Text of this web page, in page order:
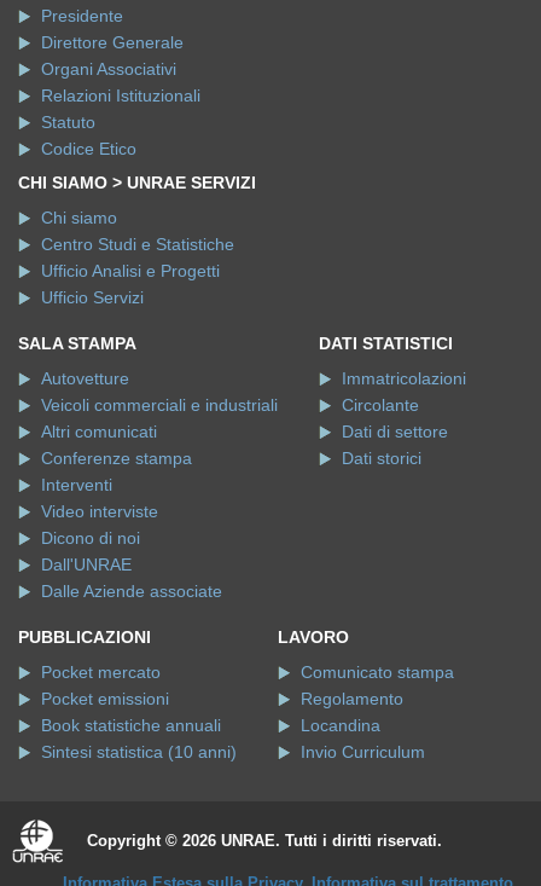
Presidente
Direttore Generale
Organi Associativi
Relazioni Istituzionali
Statuto
Codice Etico
CHI SIAMO > UNRAE SERVIZI
Chi siamo
Centro Studi e Statistiche
Ufficio Analisi e Progetti
Ufficio Servizi
SALA STAMPA
Autovetture
Veicoli commerciali e industriali
Altri comunicati
Conferenze stampa
Interventi
Video interviste
Dicono di noi
Dall'UNRAE
Dalle Aziende associate
DATI STATISTICI
Immatricolazioni
Circolante
Dati di settore
Dati storici
PUBBLICAZIONI
Pocket mercato
Pocket emissioni
Book statistiche annuali
Sintesi statistica (10 anni)
LAVORO
Comunicato stampa
Regolamento
Locandina
Invio Curriculum
Copyright © 2026 UNRAE. Tutti i diritti riservati.